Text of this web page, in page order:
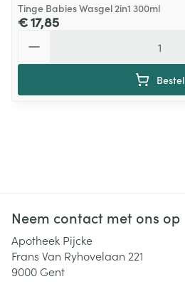
Tinge Babies Wasgel 2in1 300ml
€ 17,85
Bestel
Neem contact met ons op
Apotheek Pijcke
Frans Van Ryhovelaan 221
9000 Gent